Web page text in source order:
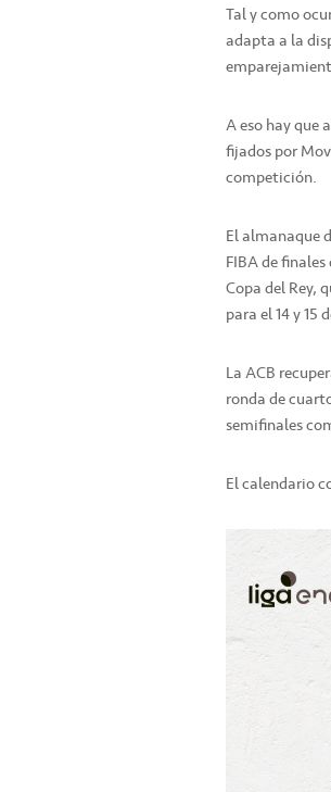
Tal y como
adapta a la
A eso hay que
fijados por
competición.
El almanaque
FIBA de
Copa del Rey,
para el 14 y
La ACB
ronda de
semifinales
El calendario